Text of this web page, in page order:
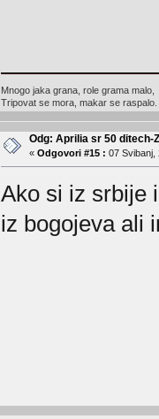
Mnogo jaka grana, role grama malo,
Tripovat se mora, makar se raspalo.
Odg: Aprilia sr 50 ditech-
« Odgovori #15 : 07 Svibanj,
Ako si iz srbije
iz bogojeva ali